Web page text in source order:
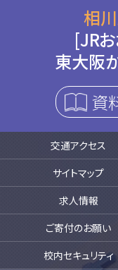
相
[JR
東大阪
資
交通アクセス
サイトマップ
求人情報
ご寄付のお願い
校内セキュリティ